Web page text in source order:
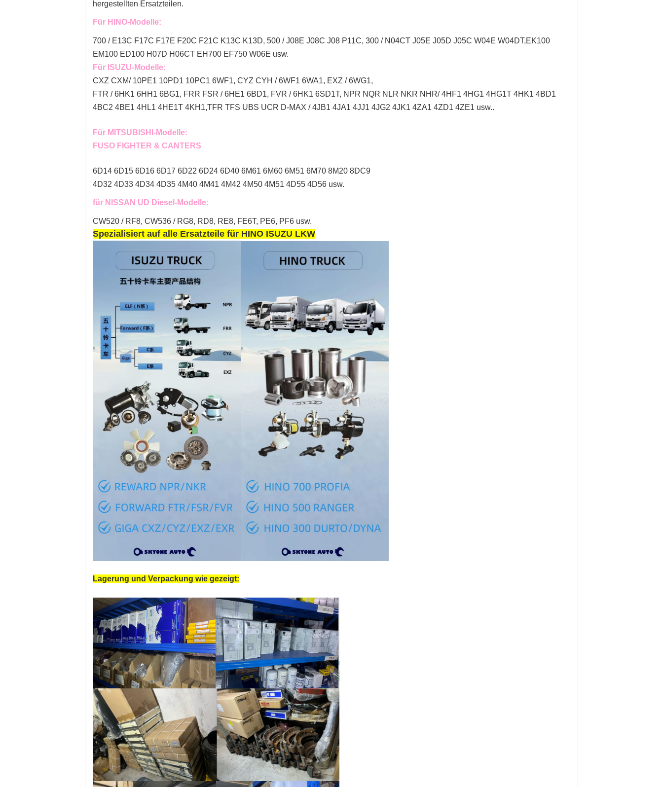
hergestellten Ersatzteilen.
Für HINO-Modelle:
700 / E13C F17C F17E F20C F21C K13C K13D, 500 / J08E J08C J08 P11C, 300 / N04CT J05E J05D J05C W04E W04DT,EK100
EM100 ED100 H07D H06CT EH700 EF750 W06E usw.
Für ISUZU-Modelle:
CXZ CXM/ 10PE1 10PD1 10PC1 6WF1, CYZ CYH / 6WF1 6WA1, EXZ / 6WG1,
FTR / 6HK1 6HH1 6BG1, FRR FSR / 6HE1 6BD1, FVR / 6HK1 6SD1T, NPR NQR NLR NKR NHR/ 4HF1 4HG1 4HG1T 4HK1 4BD1
4BC2 4BE1 4HL1 4HE1T 4KH1,TFR TFS UBS UCR D-MAX / 4JB1 4JA1 4JJ1 4JG2 4JK1 4ZA1 4ZD1 4ZE1 usw..
Für MITSUBISHI-Modelle:
FUSO FIGHTER & CANTERS
6D14 6D15 6D16 6D17 6D22 6D24 6D40 6M61 6M60 6M51 6M70 8M20 8DC9
4D32 4D33 4D34 4D35 4M40 4M41 4M42 4M50 4M51 4D55 4D56 usw.
für NISSAN UD Diesel-Modelle:
CW520 / RF8, CW536 / RG8, RD8, RE8, FE6T, PE6, PF6 usw.
Spezialisiert auf alle Ersatzteile für HINO ISUZU LKW
Lagerung und Verpackung wie gezeigt: